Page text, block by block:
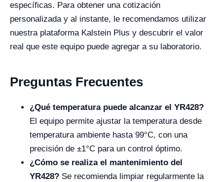
específicas. Para obtener una cotización
personalizada y al instante, le recomendamos utilizar
nuestra plataforma Kalstein Plus y descubrir el valor
real que este equipo puede agregar a su laboratorio.
Preguntas Frecuentes
¿Qué temperatura puede alcanzar el YR428?
El equipo permite ajustar la temperatura desde
temperatura ambiente hasta 99°C, con una
precisión de ±1°C para un control óptimo.
¿Cómo se realiza el mantenimiento del
YR428? Se recomienda limpiar regularmente la